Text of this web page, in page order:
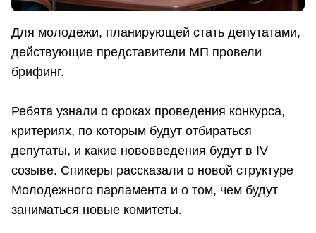
Для молодежи, планирующей стать депутатами,
действующие представители МП провели
брифинг.
Ребята узнали о сроках проведения конкурса,
критериях, по которым будут отбираться
депутаты, и какие нововведения будут в IV
созыве. Спикеры рассказали о новой структуре
Молодежного парламента и о том, чем будут
заниматься новые комитеты.